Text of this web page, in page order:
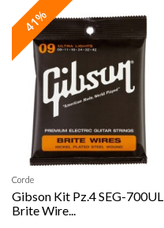
41%
Corde
Gibson Kit Pz.4 SEG-700UL
Brite Wire...